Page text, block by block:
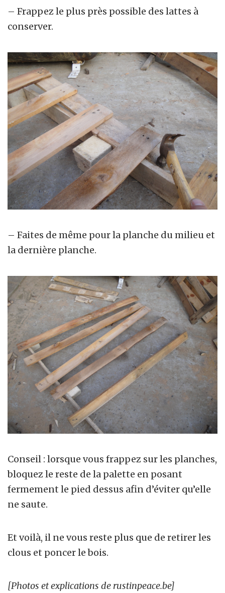
– Frappez le plus près possible des lattes à
conserver.
– Faites de même pour la planche du milieu et
la dernière planche.
Conseil : lorsque vous frappez sur les planches,
bloquez le reste de la palette en posant
fermement le pied dessus afin d’éviter qu’elle
ne saute.
Et voilà, il ne vous reste plus que de retirer les
clous et poncer le bois.
[Photos et explications de rustinpeace.be]